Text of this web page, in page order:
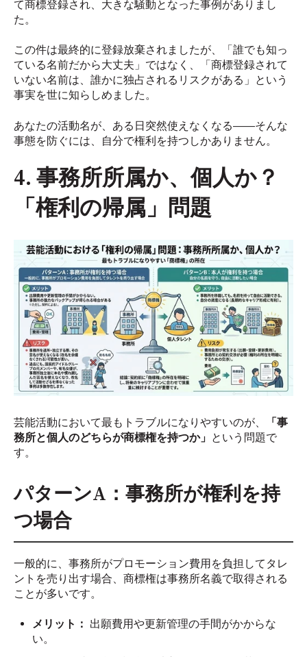
て商標登録され、大きな騒動となった事例がありまし
た。
この件は最終的に登録放棄されましたが、「誰でも知っ
ている名前だから大丈夫」ではなく、「商標登録されて
いない名前は、誰かに独占されるリスクがある」という
事実を世に知らしめました。
あなたの活動名が、ある日突然使えなくなる――そんな
事態を防ぐには、自分で権利を持つしかありません。
4. 事務所所属か、個人か？
「権利の帰属」問題
芸能活動において最もトラブルになりやすいのが、
「事
務所と個人のどちらが商標権を持つか」 という問題で
す。
パターンA：事務所が権利を持
つ場合
一般的に、事務所がプロモーション費用を負担してタレ
ントを売り出す場合、商標権は事務所名義で取得される
ことが多いです。
メリット： 出願費用や更新管理の手間がかからな
い。